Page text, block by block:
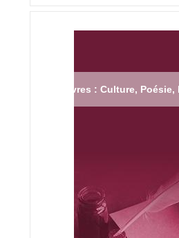
Livres : Culture, Poésie,